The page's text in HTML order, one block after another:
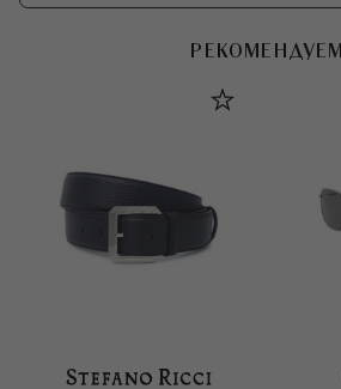
РЕКОМЕНДУЕМ